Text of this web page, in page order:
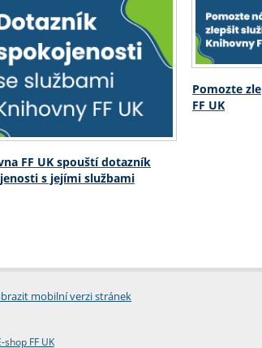
FF UK spouští dotazník
s jejími službami
Pomozte
FF UK
mobilní verzi stránek
shop FF UK